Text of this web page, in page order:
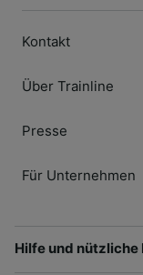
Kontakt
Über Trainline
Presse
Für Unternehmen
Hilfe und